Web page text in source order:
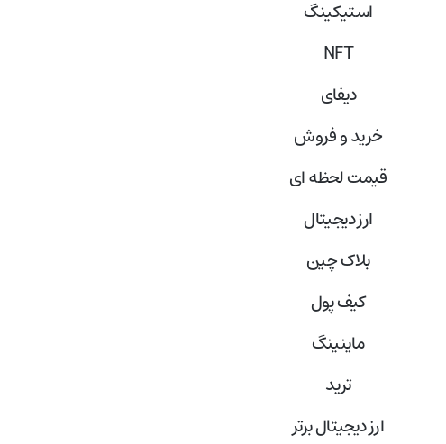
استیکینگ
NFT
دیفای
خرید و فروش
قیمت لحظه ای
ارز دیجیتال
بلاک‌ چین
کیف پول
ماینینگ
ترید
ارز دیجیتال برتر